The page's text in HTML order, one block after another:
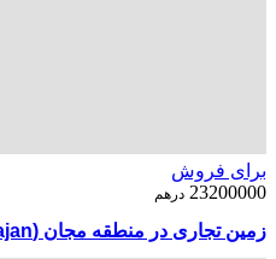
برای فروش
23200000 درهم
زمین تجاری در منطقه مجان (Majan)